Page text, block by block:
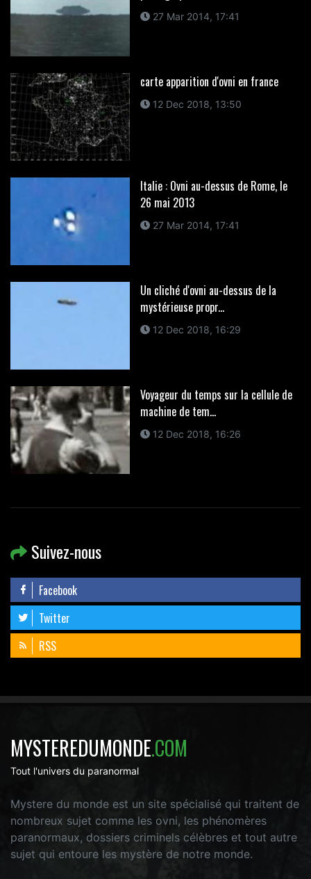
27 Mar 2014, 17:41
carte apparition d'ovni en france
12 Dec 2018, 13:50
Italie : Ovni au-dessus de Rome, le
26 mai 2013
27 Mar 2014, 17:41
Un cliché d'ovni au-dessus de la
mystérieuse propr...
12 Dec 2018, 16:29
Voyageur du temps sur la cellule de
machine de tem...
12 Dec 2018, 16:26
Suivez-nous
Facebook
Twitter
RSS
MYSTEREDUMONDE.COM
Tout l'univers du paranormal
Mystere du monde est un site spécialisé qui traitent de
nombreux sujet comme les ovni, les phénomères
paranormaux, dossiers criminels célèbres et tout autre
sujet qui entoure les mystère de notre monde.